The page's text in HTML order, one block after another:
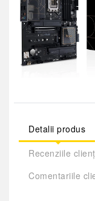
Detalii produs
Recenziile
Comentariile